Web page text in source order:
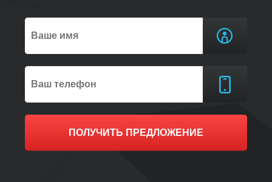
ПОЛУЧИТЬ ПРЕДЛОЖЕНИЕ